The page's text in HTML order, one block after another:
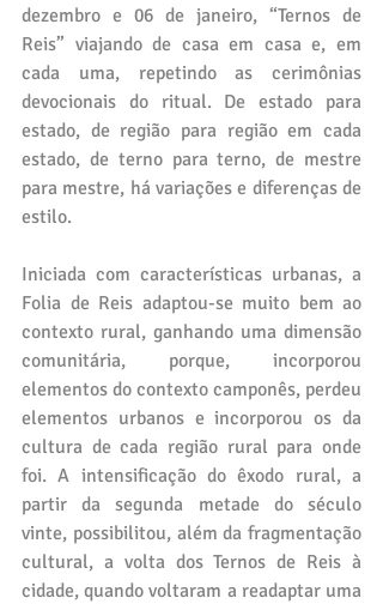
dezembro e 06 de janeiro, “Ternos de
Reis” viajando de casa em casa e, em
cada uma, repetindo as cerimônias
devocionais do ritual. De estado para
estado, de região para região em cada
estado, de terno para terno, de mestre
para mestre, há variações e diferenças de
estilo.
Iniciada com características urbanas, a
Folia de Reis adaptou-se muito bem ao
contexto rural, ganhando uma dimensão
comunitária, porque, incorporou
elementos do contexto camponês, perdeu
elementos urbanos e incorporou os da
cultura de cada região rural para onde
foi. A intensificação do êxodo rural, a
partir da segunda metade do século
vinte, possibilitou, além da fragmentação
cultural, a volta dos Ternos de Reis à
cidade, quando voltaram a readaptar uma